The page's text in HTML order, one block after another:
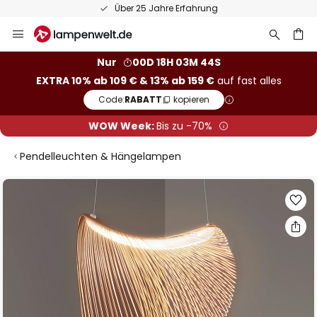
Über 25 Jahre Erfahrung
Inhalt
Nur
00D 18H 03M 43S
EXTRA 10% ab 109 € & 13% ab 159 €auf fast alles
Code:RABATT kopieren
WOW Week:Bis zu -70%
Pendelleuchten & Hängelampen
Zum